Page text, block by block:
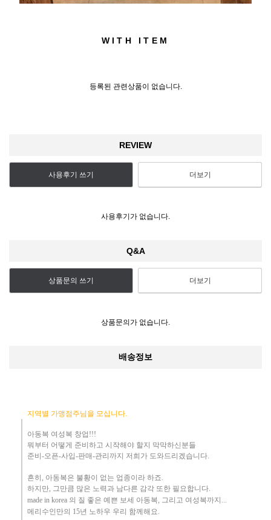
WITH ITEM
등록된 관련상품이 없습니다.
REVIEW
사용후기 쓰기 더보기
사용후기가 없습니다.
Q&A
상품문의 쓰기 더보기
상품문의가 없습니다.
배송정보
지역별 가맹점주님을 모십니다.
아동복 여성복 창업!!!
뭐부터 어떻게 준비하고 시작해야 할지 막막하신분들
준비-오픈-사입-판매-관리까지 저희가 도와드리겠습니다.
흔히 , 아동복은 불황이 없는 업종이라 하죠.
하지만, 그만큼 많은 노력과 남다른 감각 또한 필요합니다.
made in korea 의 질 좋은 예쁜 보세 아동복, 그리고 여성복까지...
메리수인만의 15년 노하우 ​우리 함께해요.